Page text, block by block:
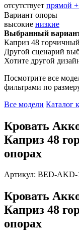
отсутствует прямой
Вариант опоры
высокие низкие
Выбранный
Каприз 48 горчичный
Другой сценарий
Хотите другой
Посмотрите все
фильтрами по
Все модели Каталог
Кровать
Каприз 48
опорах
Артикул: BED-AKD-
Кровать
Каприз 48
опорах